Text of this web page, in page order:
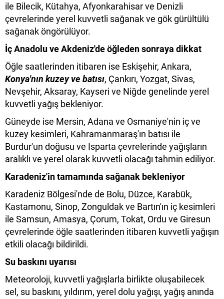
ile Bilecik, Kütahya, Afyonkarahisar ve Denizli
çevrelerinde yerel kuvvetli sağanak ve gök gürültülü
sağanak öngörülüyor.
İç Anadolu ve Akdeniz'de öğleden sonraya dikkat
Öğle saatlerinden itibaren ise Eskişehir, Ankara,
Konya'nın kuzey ve batısı, Çankırı, Yozgat, Sivas,
Nevşehir, Aksaray, Kayseri ve Niğde genelinde yerel
kuvvetli yağış bekleniyor.
Güneyde ise Mersin, Adana ve Osmaniye'nin iç ve
kuzey kesimleri, Kahramanmaraş'ın batısı ile
Burdur'un doğusu ve Isparta çevrelerinde yağışların
aralıklı ve yerel olarak kuvvetli olacağı tahmin ediliyor.
Karadeniz'in tamamında sağanak bekleniyor
Karadeniz Bölgesi'nde de Bolu, Düzce, Karabük,
Kastamonu, Sinop, Zonguldak ve Bartın'ın iç kesimleri
ile Samsun, Amasya, Çorum, Tokat, Ordu ve Giresun
çevrelerinde öğle saatlerinden itibaren kuvvetli yağışın
etkili olacağı bildirildi.
Su baskını uyarısı
Meteoroloji, kuvvetli yağışlarla birlikte oluşabilecek
sel, su baskını, yıldırım, yerel dolu yağışı, yağış anında